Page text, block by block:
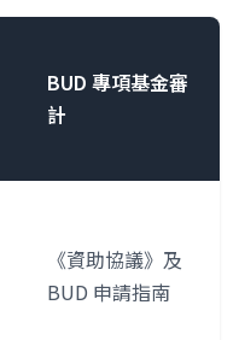
BUD 專項基金審
計
《資助協議》及
BUD 申請指南